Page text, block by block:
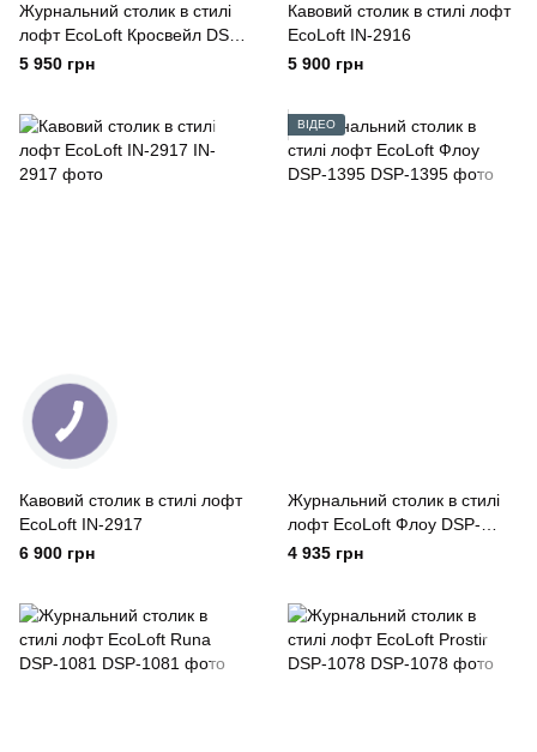
Журнальний столик в стилі
лофт EcoLoft Кросвейл DSP-
1496
5 950 грн
Кавовий столик в стилі лофт
EcoLoft IN-2916
5 900 грн
Кавовий столик в стилі лофт
EcoLoft IN-2917
6 900 грн
ВІДЕО
Журнальний столик в стилі
лофт EcoLoft Флоу DSP-
1395
4 935 грн